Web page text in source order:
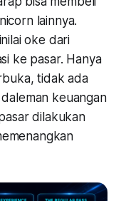
lainnya.
oke dari
ke pasar. Hanya
tidak ada
keuangan
dilakukan